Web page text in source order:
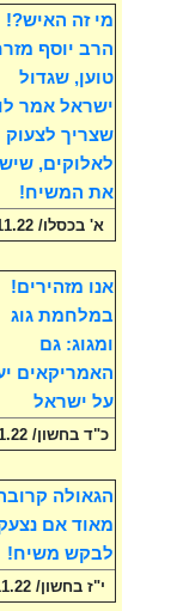
מי זה האיש?!
הרב יוסף
טוען, שגדול
ישראל אמר
שצריך לצעוק
לאלוקים,
את המשיח!
א' בכסלו/ 25.11.22
אנו מזהירים!
במלחמת גוג
ומגוג: גם
האמריקאים
על ישראל
כ"ד בחשון/ 18.11.22
הגאולה
מאוד אם
לבקש משיח!
י"ז בחשון/ 11.11.22